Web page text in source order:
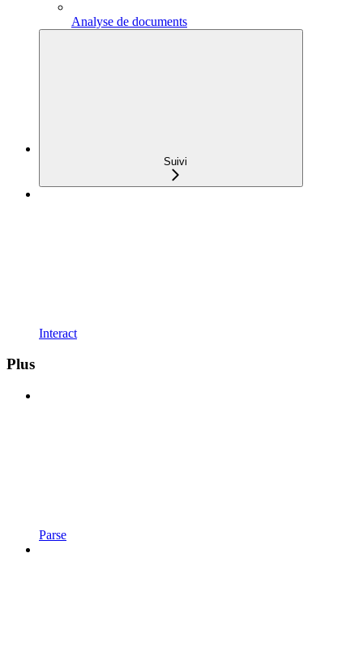
Analyse de documents
Suivi
Interact
Plus
Parse